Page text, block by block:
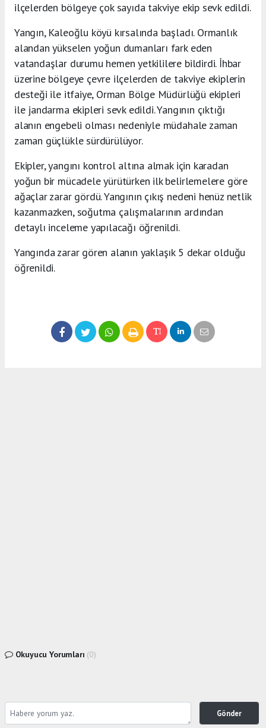
ilçelerden bölgeye çok sayıda takviye ekip sevk edildi.
Yangın, Kaleoğlu köyü kırsalında başladı. Ormanlık
alandan yükselen yoğun dumanları fark eden
vatandaşlar durumu hemen yetkililere bildirdi. İhbar
üzerine bölgeye çevre ilçelerden de takviye ekiplerin
desteği ile itfaiye, Orman Bölge Müdürlüğü ekipleri
ile jandarma ekipleri sevk edildi. Yangının çıktığı
alanın engebeli olması nedeniyle müdahale zaman
zaman güçlükle sürdürülüyor.
Ekipler, yangını kontrol altına almak için karadan
yoğun bir mücadele yürütürken ilk belirlemelere göre
ağaçlar zarar gördü. Yangının çıkış nedeni henüz netlik
kazanmazken, soğutma çalışmalarının ardından
detaylı inceleme yapılacağı öğrenildi.
Yangında zarar gören alanın yaklaşık 5 dekar olduğu
öğrenildi.
Okuyucu Yorumları (0)
Gönder